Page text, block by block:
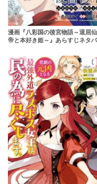
漫画『八彩国の後宮物語～退屈
帝と本好き姫～』あらすじネタバ
のはやめよう